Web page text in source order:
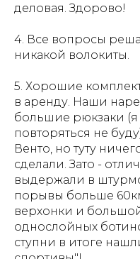
деловая. Здорово!
4. Все вопросы
никакой волокиты.
5. Хорошие
в аренду. Наши
большие рюкзаки (я
повторяться не
Венто, но туту
сделали. Зато -
выдержали в
порывы больше
верхонки и
однослойных
ступни в итоге